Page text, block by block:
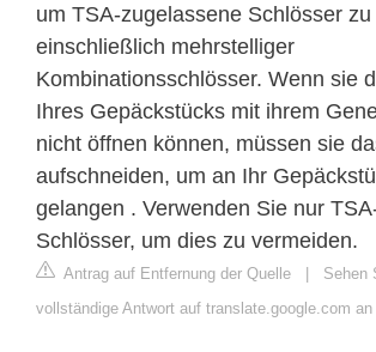
um TSA-zugelassene Schlösser zu
einschließlich mehrstelliger
Kombinationsschlösser. Wenn sie
Ihres Gepäckstücks mit ihrem
nicht öffnen können, müssen sie
aufschneiden, um an Ihr
gelangen . Verwenden Sie nur
Schlösser, um dies zu vermeiden.
Antrag auf Entfernung der Quelle | Sehen
vollständige Antwort auf translate.google.com an